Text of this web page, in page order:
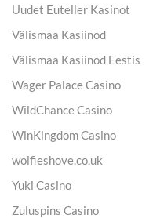
Uudet Euteller Kasinot
Välismaa Kasiinod
Välismaa Kasiinod Eestis
Wager Palace Casino
WildChance Casino
WinKingdom Casino
wolfieshove.co.uk
Yuki Casino
Zuluspins Casino